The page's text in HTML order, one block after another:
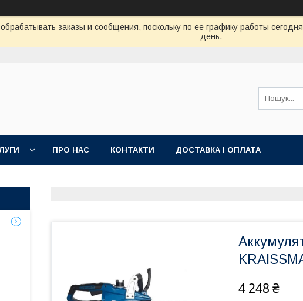
заказы и сообщения, поскольку по ее графику работы
день.
ПРО НАС КОНТАКТИ ДОСТАВКА І ОПЛАТА
4 248 ₴